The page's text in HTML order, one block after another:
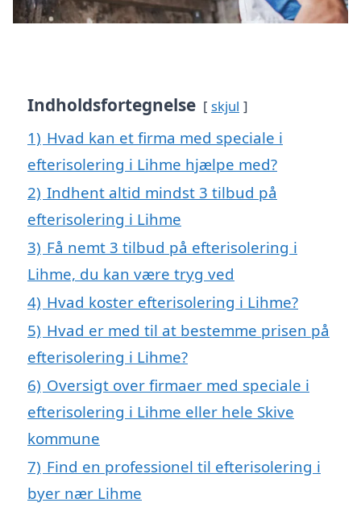
Indholdsfortegnelse skjul
1) Hvad kan et firma med speciale i
efterisolering i Lihme hjælpe med?
2) Indhent altid mindst 3 tilbud på
efterisolering i Lihme
3) Få nemt 3 tilbud på efterisolering i
Lihme, du kan være tryg ved
4) Hvad koster efterisolering i Lihme?
5) Hvad er med til at bestemme prisen på
efterisolering i Lihme?
6) Oversigt over firmaer med speciale i
efterisolering i Lihme eller hele Skive
kommune
7) Find en professionel til efterisolering i
byer nær Lihme